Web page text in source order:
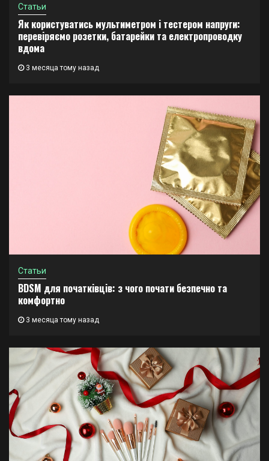
Статьи
Як користуватись мультиметром і тестером напруги:
перевіряємо розетки, батарейки та електропроводку
вдома
3 месяца тому назад
Статьи
BDSM для початківців: з чого почати безпечно та
комфортно
3 месяца тому назад